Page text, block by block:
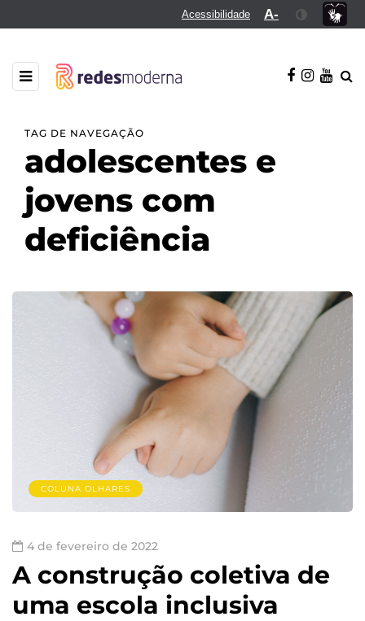
Acessibilidade A-
TAG DE NAVEGAÇÃO
adolescentes e
jovens com
deficiência
COLUNA OLHARES
4 de fevereiro de 2022
A construção coletiva de
uma escola inclusiva